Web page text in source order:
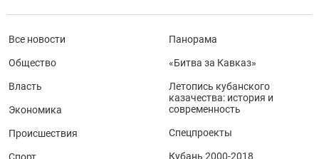
Все новости
Общество
Власть
Экономика
Происшествия
Панорама
«Битва за Кавказ»
Летопись кубанского
казачества: история и
современность
Спецпроекты
Кубань 2000-2018